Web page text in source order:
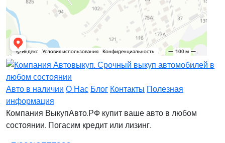
Заявка на лизинг
Заявка на комиссию
Заявка на кредит
Заявка на выкуп
Заполните, пожалуйста, форму.
Хочу заказать автомобиль
Заполните, пожалуйста, форму.
Оставить заявку
Авто в наличии О Нас Блог Контакты Полезная
информация
Компания ВыкупАвто.РФ купит ваше авто в любом
состоянии. Погасим кредит или лизинг.